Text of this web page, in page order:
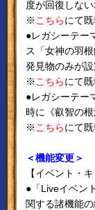
度が回復しな
※ こちらにて既
●レガシーテー
ス「女神の羽
発見物のみが
※ こちらにて既
●レガシーテー
時に《叡智の
※ こちらにて既
＜機能変更＞
【イベント・
●「Liveイベン
関する諸機能の